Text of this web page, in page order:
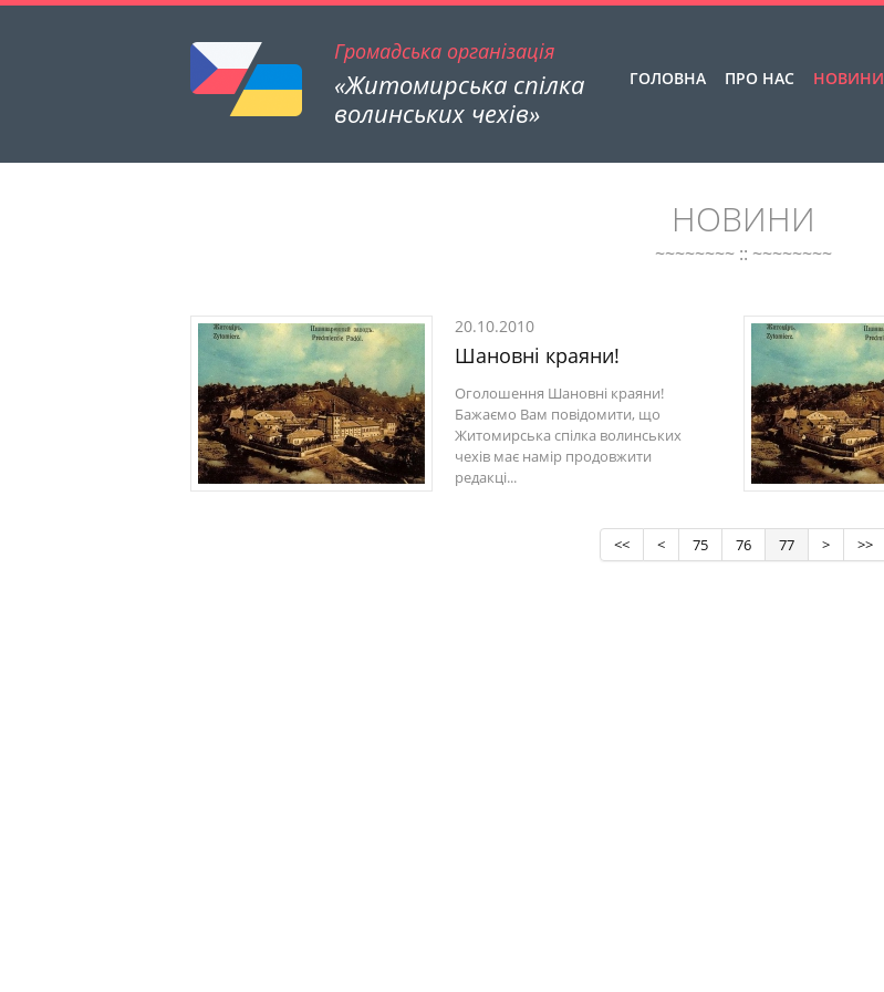
Громадська організація
«Житомирська спілка
волинських чехів»
ГОЛОВНА ПРО НАС НОВИНИ
НОВИНИ
~~~~~~~~ :: ~~~~~~~~
20.10.2010
Шановні краяни!
Оголошення Шановні краяни!
Бажаємо Вам повідомити, що
Житомирська спілка волинських
чехів має намір продовжити
редакці...
<< < 75 76 77 > >>